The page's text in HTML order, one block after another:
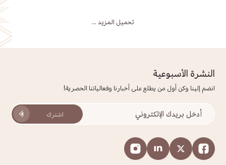
تحميل المزيد ...
النشرة الأسبوعية
انضم إلينا وكن أول من يطلع على أخبارنا وفعالياتنا الحصرية!
اشترك